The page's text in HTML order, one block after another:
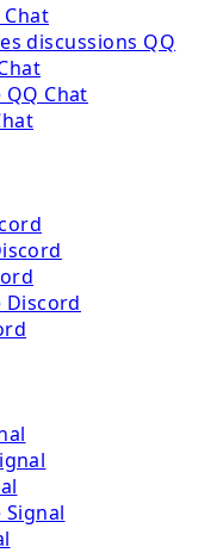
Chat
discussions QQ
Chat
Discord